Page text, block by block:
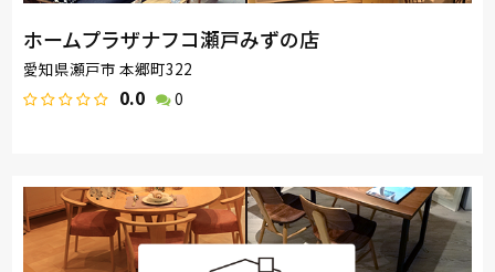
ホームプラザナフコ瀬戸みずの店
愛知県瀬戸市 本郷町322
0.0 0